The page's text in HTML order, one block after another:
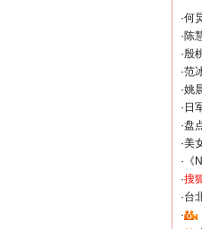
·何
·陈
·殷
·范
·姚
· 日
·盘
·美
·
·搜
·台
·